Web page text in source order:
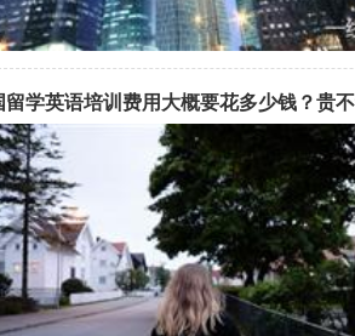
留学英语培训费用大概要花多少钱？贵